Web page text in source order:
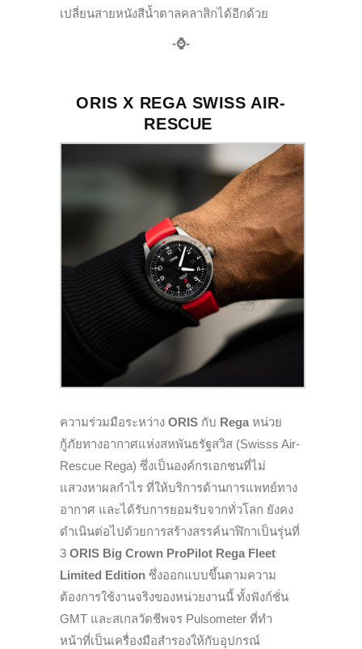
เปลี่ยนสายหนังสีน้ำตาลคลาสิกได้อีกด้วย
-⌚️-
ORIS X REGA SWISS AIR-
RESCUE
ความร่วมมือระหว่าง ORIS กับ Rega หน่วย
กู้ภัยทางอากาศแห่งสหพันธรัฐสวิส (Swisss Air-
Rescue Rega) ซึ่งเป็นองค์กรเอกชนที่ไม่
แสวงหาผลกำไร ที่ให้บริการด้านการแพทย์ทาง
อากาศ และได้รับการยอมรับจากทั่วโลก ยังคง
ดำเนินต่อไปด้วยการสร้างสรรค์นาฬิกาเป็นรุ่นที่
3 ORIS Big Crown ProPilot Rega Fleet
Limited Edition ซึ่งออกแบบขึ้นตามความ
ต้องการใช้งานจริงของหน่วยงานนี้ ทั้งฟังก์ชั่น
GMT และสเกลวัดชีพจร Pulsometer ที่ทำ
หน้าที่เป็นเครื่องมือสำรองให้กับอุปกรณ์